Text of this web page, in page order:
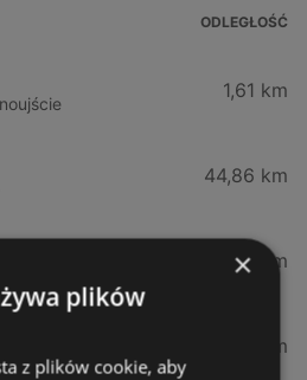
ODLEGŁOŚĆ
1,61 km
44,86 km
49,95 km
54,17 km
×
plików
z plików cookie, aby